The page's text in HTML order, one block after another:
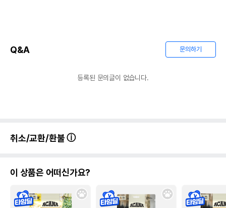
Q&A 문의하기
등록된 문의글이 없습니다.
취소/교환/환불
이 상품은 어떠신가요?